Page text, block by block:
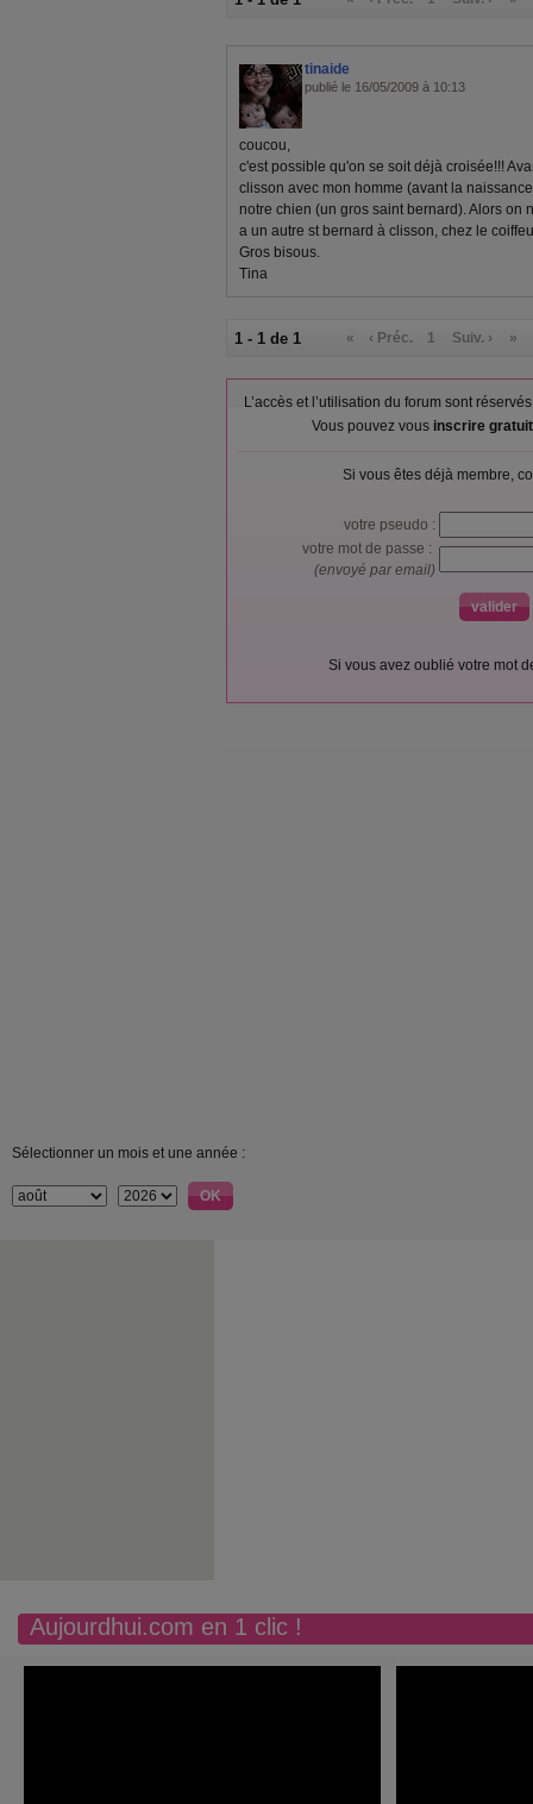
tinaide
publié le 16/05/2009 à 10:13
coucou,
c'est possible qu'on se soit déjà croisée!!!
clisson avec mon homme (avant la
notre chien (un gros saint bernard). Alors on
a un autre st bernard à clisson, chez le
Gros bisous.
Tina
1 - 1 de 1 « ‹ Préc. 1 Suiv. › »
L’accès et l’utilisation du forum sont
Vous pouvez vous inscrire
Si vous êtes déjà membre,
votre pseudo :
votre mot de passe :
(envoyé par email)
Si vous avez oublié votre mot
Sélectionner un mois et une année :
Aujourdhui.com en 1 clic !